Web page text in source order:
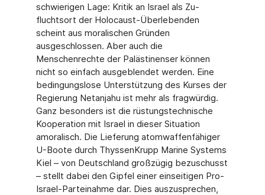
schwierigen Lage: Kritik an Israel als Zu­
fluchtsort der Holocaust-Überlebenden
scheint aus moralischen Gründen
ausgeschlossen. Aber auch die
Menschenrechte der Palästinenser können
nicht so einfach ausgeblendet werden. Eine
bedingungslose Unterstützung des Kurses der
Regierung Netanjahu ist mehr als fragwürdig.
Ganz besonders ist die rüstungstechnische
Kooperation mit Israel in dieser Situation
amoralisch. Die Lieferung atomwaffenfähiger
U-Boote durch ThyssenKrupp Marine Systems
Kiel – von Deutschland großzügig bezuschusst
– stellt dabei den Gipfel ei­ner einseitigen Pro-
Israel-Parteinahme dar. Dies auszusprechen,